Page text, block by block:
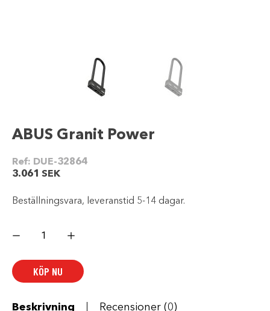
ABUS Granit Power
Ref: DUE-32864
3.061 SEK
Beställningsvara, leveranstid 5-14 dagar.
Granit
KÖP NU
Beskrivning Recensioner (0)